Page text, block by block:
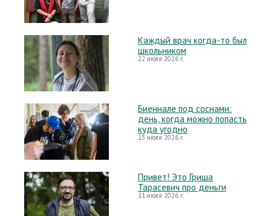
Каждый врач когда-то был
школьником
22 июля 2026 г.
Биеннале под соснами:
день, когда можно попасть
куда угодно
15 июля 2026 г.
Привет! Это Гриша
Тарасевич про деньги
11 июля 2026 г.